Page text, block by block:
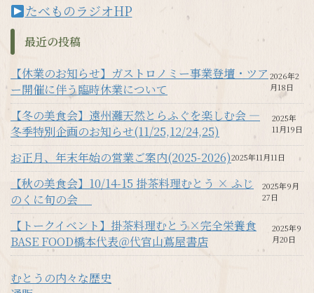
たべものラジオHP
最近の投稿
【休業のお知らせ】ガストロノミー事業登壇・ツア
ー開催に伴う臨時休業について
2026年2
月18日
【冬の美食会】遠州灘天然とらふぐを楽しむ会 —
冬季特別企画のお知らせ(11/25,12/24,25)
2025年
11月19日
お正月、年末年始の営業ご案内(2025-2026)2025年11月11日
【秋の美食会】10/14-15 掛茶料理むとう × ふじ
のくに旬の会
2025年9月
27日
【トークイベント】掛茶料理むとう×完全栄養食
BASE FOOD橋本代表＠代官山蔦屋書店
2025年9
月20日
むとうの内々な歴史